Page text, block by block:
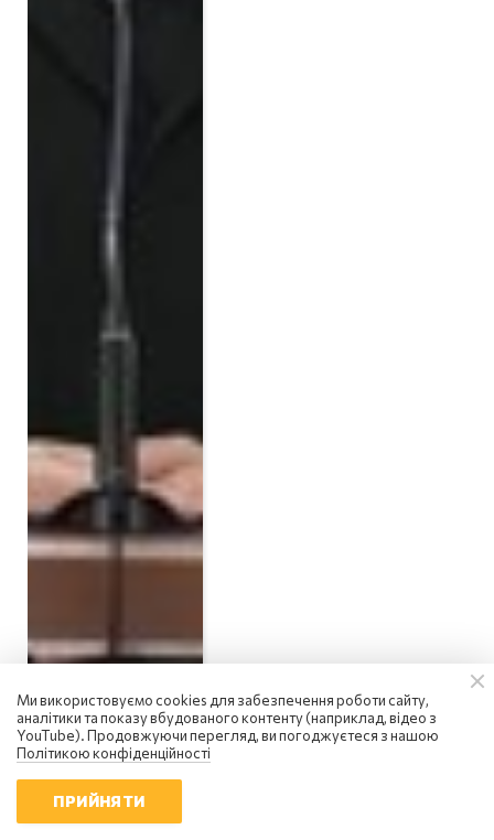
Ми використовуємо cookies для забезпечення роботи сайту,
аналітики та показу вбудованого контенту (наприклад, відео з
YouTube). Продовжуючи перегляд, ви погоджуєтеся з нашою
Політикою конфіденційності
ПРИЙНЯТИ